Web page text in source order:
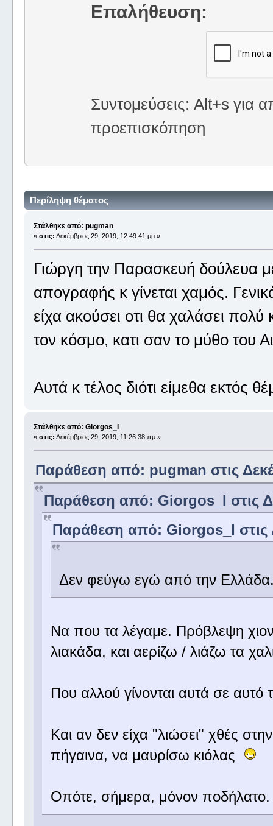
Επαλήθευση:
Συντομεύσεις: Alt+s για
προεπισκόπηση
Περίληψη θέματος
Στάλθηκε από: pugman
« στις: Δεκέμβριος 29, 2019, 12:49:41 μμ »
Γιώργη την Παρασκευή δούλευα
απογραφής κ γίνεται χαμός.
είχα ακούσει οτι θα χαλάσει
τον κόσμο, κατι σαν το μύθο του
Αυτά κ τέλος διότι είμεθα εκτός
Στάλθηκε από: Giorgos_I
« στις: Δεκέμβριος 29, 2019, 11:26:38 πμ »
Παράθεση από: pugman στις
Παράθεση από: Giorgos_I στις
Παράθεση από: Giorgos_I στις
Δεν φεύγω εγώ από την
Να που τα λέγαμε. Πρόβλεψη
λιακάδα, και αερίζω / λιάζω τα
Που αλλού γίνονται αυτά σε
Και αν δεν είχα "λιώσει" χθές
πήγαινα, να μαυρίσω κιόλας
Οπότε, σήμερα, μόνον